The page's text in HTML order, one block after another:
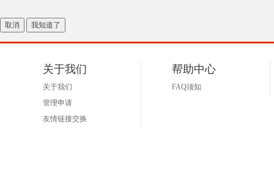
取消 我知道了
关于我们
关于我们
管理申请
友情链接交换
帮助中心
FAQ须知